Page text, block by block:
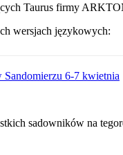
Taurus firmy
wersjach językowych:
6-7 kwietnia
sadowników na